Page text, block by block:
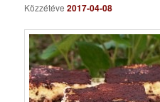
Közzétéve2017-04-08